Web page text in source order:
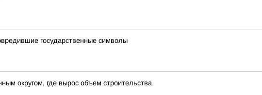
государственные символы
округом, где вырос объем строительства